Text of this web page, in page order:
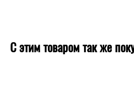
С этим товаром так же